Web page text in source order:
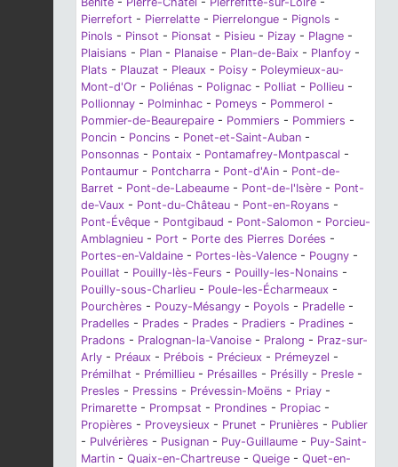
Pierrefort - Pierrelatte - Pierrelongue - Pignols -
Pinols - Pinsot - Pionsat - Pisieu - Pizay - Plagne -
Plaisians - Plan - Planaise - Plan-de-Baix - Planfoy -
Plats - Plauzat - Pleaux - Poisy - Poleymieux-au-
Mont-d'Or - Poliénas - Polignac - Polliat - Pollieu -
Pollionnay - Polminhac - Pomeys - Pommerol -
Pommier-de-Beaurepaire - Pommiers - Pommiers -
Poncin - Poncins - Ponet-et-Saint-Auban -
Ponsonnas - Pontaix - Pontamafrey-Montpascal -
Pontaumur - Pontcharra - Pont-d'Ain - Pont-de-
Barret - Pont-de-Labeaume - Pont-de-l'Isère - Pont-
de-Vaux - Pont-du-Château - Pont-en-Royans -
Pont-Évêque - Pontgibaud - Pont-Salomon - Porcieu-
Amblagnieu - Port - Porte des Pierres Dorées -
Portes-en-Valdaine - Portes-lès-Valence - Pougny -
Pouillat - Pouilly-lès-Feurs - Pouilly-les-Nonains -
Pouilly-sous-Charlieu - Poule-les-Écharmeaux -
Pourchères - Pouzy-Mésangy - Poyols - Pradelle -
Pradelles - Prades - Prades - Pradiers - Pradines -
Pradons - Pralognan-la-Vanoise - Pralong - Praz-sur-
Arly - Préaux - Prébois - Précieux - Prémeyzel -
Prémilhat - Prémillieu - Présailles - Présilly - Presle -
Presles - Pressins - Prévessin-Moëns - Priay -
Primarette - Prompsat - Prondines - Propiac -
Propières - Proveysieux - Prunet - Prunières - Publier
- Pulvérières - Pusignan - Puy-Guillaume - Puy-Saint-
Martin - Quaix-en-Chartreuse - Queige - Quet-en-